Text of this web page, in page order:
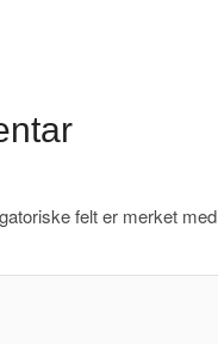
felt er merket med